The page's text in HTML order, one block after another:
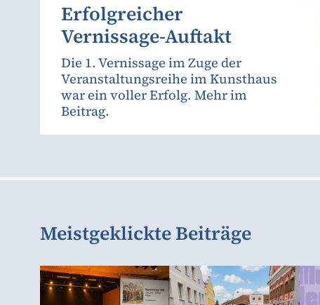
Erfolgreicher
Vernissage-Auftakt
Die 1. Vernissage im Zuge der
Veranstaltungsreihe im Kunsthaus
war ein voller Erfolg. Mehr im
Beitrag.
Meistgeklickte Beiträge